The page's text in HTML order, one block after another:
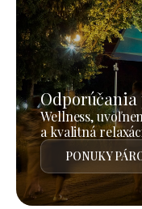
Odporúčania
Wellness,
a kvalitná
PONUKY